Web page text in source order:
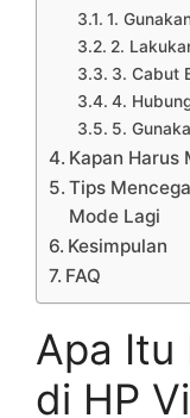
1.
2.
3. Cabut
4.
5.
Kapan Harus
Tips
Mode Lagi
Kesimpulan
FAQ
Apa Itu
di HP